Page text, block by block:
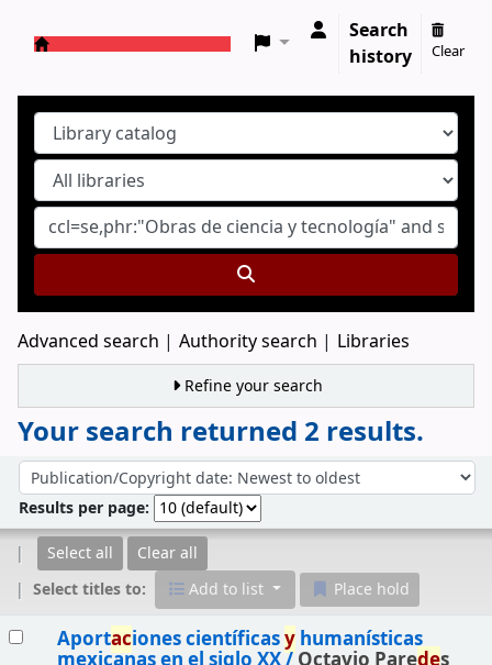
Search
history
Clear
Advanced search Authority search Libraries
Refine your search
Your search returned 2 results.
Sort by:
Results per page:
Select all
Clear all
Select titles to:
Add to list Place hold
Aportaciones científicasyhumanísticas